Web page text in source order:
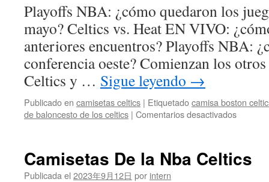
Playoffs NBA: ¿cómo quedaron los
mayo? Celtics vs. Heat EN VIVO:
anteriores encuentros? Playoffs NBA:
conferencia oeste? Comienzan los
Celtics y … Sigue leyendo →
Publicado en camisetas celtics | Etiquetadocamisa boston
de baloncesto de los celtics | Comentarios desactivadosen
Nike
Camisetas De la Nba Celtics
Publicada el 2023年9月12日 por intern